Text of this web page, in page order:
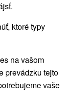
ktoré typy
na vašom
prevádzku tejto
vaše